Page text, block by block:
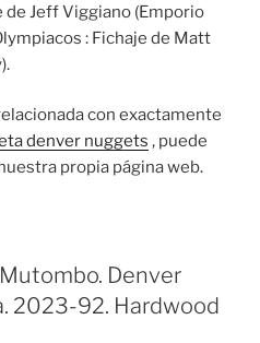
Jeff Viggiano (Emporio
: Fichaje de Matt
con exactamente
denver nuggets , puede
propia página web.
Denver
2023-92. Hardwood